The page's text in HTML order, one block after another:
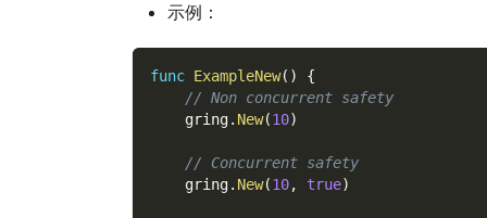
示例：
func ExampleNew( )
{
// Non concurrent safety
    gring
. New(10)
// Concurrent safety
    gring
. New(10, true)